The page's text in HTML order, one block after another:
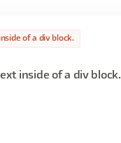
of a div block.
inside of a div block.